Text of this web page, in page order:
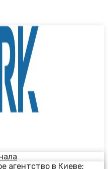
агентство в Киеве: